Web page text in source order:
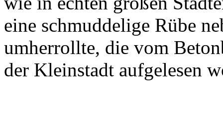
eine schmuddelige Rübe
umherrollte, die vom
der Kleinstadt aufgelesen